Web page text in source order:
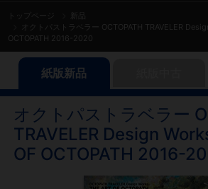
トップページ
オクトパストラベラー OCTOPATH TRAVELER
OCTOPATH 2016-2020
紙版新品
オクトパストラベラー
TRAVELER Design
OF OCTOPATH 2016-